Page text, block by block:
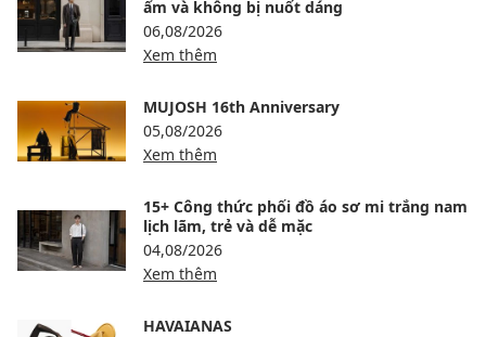
ấm và không bị nuốt dáng
06,08/2026
Xem thêm
MUJOSH 16th Anniversary
05,08/2026
Xem thêm
15+ Công thức phối đồ áo sơ mi trắng nam
lịch lãm, trẻ và dễ mặc
04,08/2026
Xem thêm
HAVAIANAS